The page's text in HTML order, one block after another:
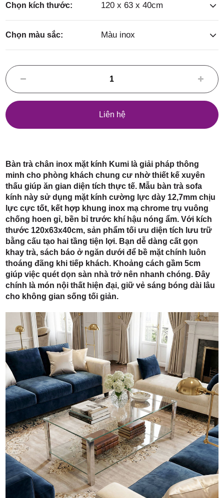
Điểm,
huyện
Hóc Môn,
TP. HCM
Chọn kích thước: 120 x 63 x 40cm
Chọn màu sắc: Màu inox
Liên hệ
Bàn trà chân inox mặt kính Kumi là giải pháp thông
minh cho phòng khách chung cư nhờ thiết kế xuyên
thấu giúp ăn gian diện tích thực tế. Mẫu bàn trà sofa
kính này sử dụng mặt kính cường lực dày 12,7mm chịu
lực cực tốt, kết hợp khung inox mạ chrome trụ vuông
chống hoen gỉ, bền bỉ trước khí hậu nóng ẩm. Với kích
thước 120x63x40cm, sản phẩm tối ưu diện tích lưu trữ
bằng cấu tạo hai tầng tiện lợi. Bạn dễ dàng cất gọn
khay trà, sách báo ở ngăn dưới để bề mặt chính luôn
thoáng đãng khi tiếp khách. Khoảng cách gầm 5cm
giúp việc quét dọn sàn nhà trở nên nhanh chóng. Đây
chính là món nội thất hiện đại, giữ vẻ sáng bóng dài lâu
cho không gian sống tối giản.